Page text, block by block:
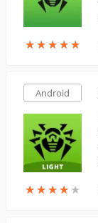
★★★★★
★★★★★
Android
★★★★ ★
★★★★ ★